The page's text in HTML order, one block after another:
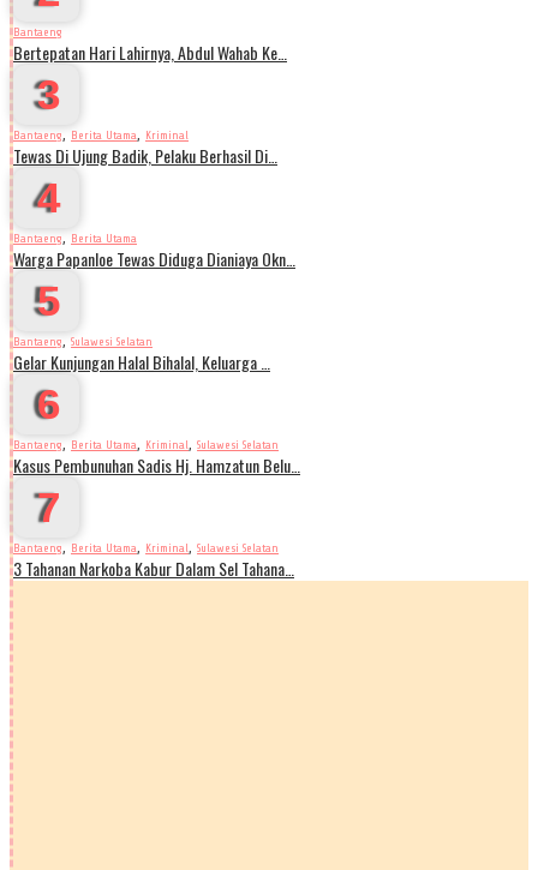
Bantaeng
Bertepatan Hari Lahirnya, Abdul Wahab Ke…
3
Bantaeng, Berita Utama, Kriminal
Tewas Di Ujung Badik, Pelaku Berhasil Di…
4
Bantaeng, Berita Utama
Warga Papanloe Tewas Diduga Dianiaya Okn…
5
Bantaeng, Sulawesi Selatan
Gelar Kunjungan Halal Bihalal, Keluarga …
6
Bantaeng, Berita Utama, Kriminal, Sulawesi Selatan
Kasus Pembunuhan Sadis Hj. Hamzatun Belu…
7
Bantaeng, Berita Utama, Kriminal, Sulawesi Selatan
3 Tahanan Narkoba Kabur Dalam Sel Tahana…